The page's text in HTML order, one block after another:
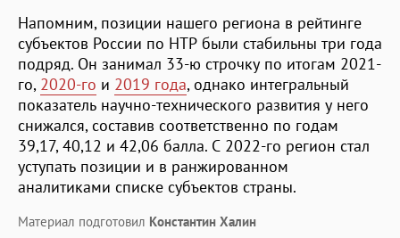
Напомним, позиции нашего региона в рейтинге
субъектов России по НТР были стабильны три года
подряд. Он занимал 33-ю строчку по итогам 2021-
го, 2020-го и 2019 года, однако интегральный
показатель научно-технического развития у него
снижался, составив соответственно по годам
39,17, 40,12 и 42,06 балла. С 2022-го регион стал
уступать позиции и в ранжированном
аналитиками списке субъектов страны.
Материал подготовил Константин Халин